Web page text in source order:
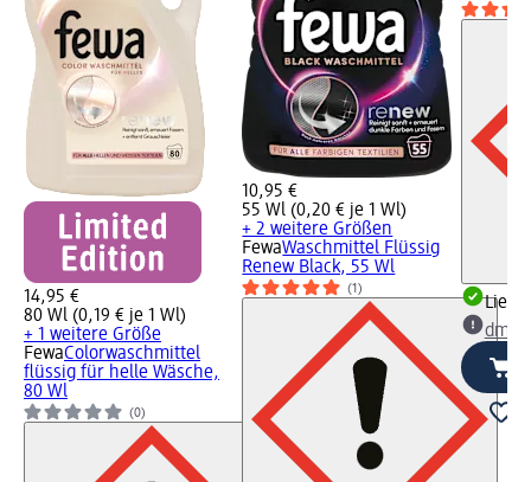
14,95 €
80 Wl (0,19 € je 1 Wl)
+ 1 weitere Größe
FewaColorwaschmittel
flüssig für helle Wäsche,
80 Wl
(0)
10,95 €
55 Wl (0,20 € je 1 Wl)
+ 2 weitere Größen
FewaWaschmittel Flüssig
Renew Black, 55 Wl
(1)
dm